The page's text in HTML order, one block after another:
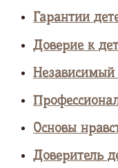
Гарантии
Доверие к
Независимый
Основы
Доверитель